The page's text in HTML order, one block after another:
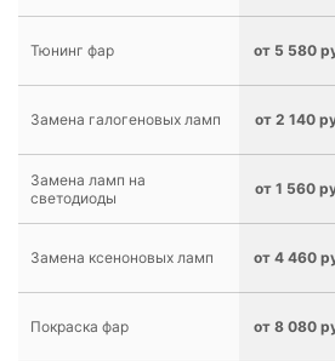
Тюнинг фар от 5 580
Замена галогеновых ламп от 2 140
Замена ламп на
светодиоды
от 1 560
Замена ксеноновых ламп от 4 460
Покраска фар от 8 080